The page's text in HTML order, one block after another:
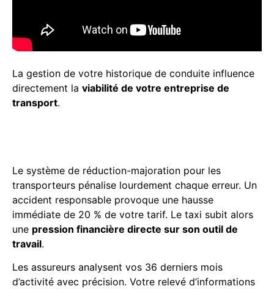
La gestion de votre historique de conduite influence
directement la viabilité de votre entreprise de
transport.
Le système de réduction-majoration pour les
transporteurs pénalise lourdement chaque erreur. Un
accident responsable provoque une hausse
immédiate de 20 % de votre tarif. Le taxi subit alors
une pression financière directe sur son outil de
travail.
Les assureurs analysent vos 36 derniers mois
d’activité avec précision. Votre relevé d’informations